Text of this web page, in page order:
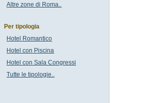
Altre zone di Roma..
Per tipologia
Hotel Romantico
Hotel con Piscina
Hotel con Sala Congressi
Tutte le tipologie..